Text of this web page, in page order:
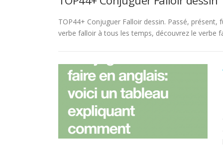
TOP44+ Conjuguer Falloir dessin. Passé,
verbe falloir à tous les temps, découvrez le verbe